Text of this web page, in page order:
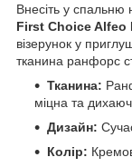
Внесіть у спальню
First Choice Alfeo
візерунок у
тканина ранфорс
Тканина:
міцна та
Дизайн:
Колір: